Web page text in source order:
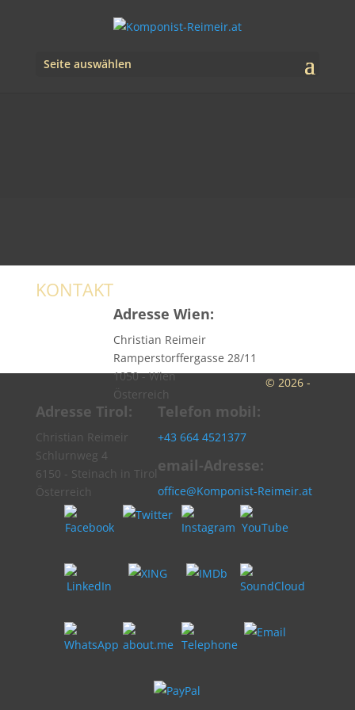
Seite auswählen
KONTAKT
Adresse Wien:
Christian Reimeir
Ramperstorffergasse 28/11
1050 - Wien
Österreich
Adresse Tirol:
Christian Reimeir
Schlurnweg 4
6150 - Steinach in Tirol
Österreich
Telefon mobil:
+43 664 4521377
email-Adresse:
office@Komponist-Reimeir.at
© 2026 -